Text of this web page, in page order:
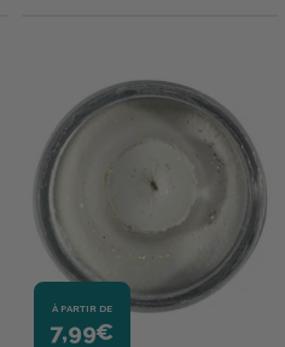
À PARTIR DE
7,99€